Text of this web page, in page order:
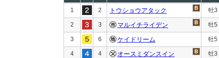
1 2 トウショウアタック 牡3
2 3 マルイチライデン 牡5
3 6 ケイドリーム 牡5
4 4 オースミダンスイン 牡3